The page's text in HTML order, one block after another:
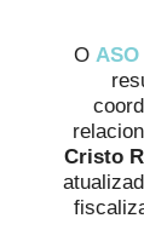
O ASO
Cristo